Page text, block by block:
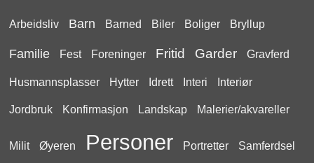
Arbeidsliv Barn Barned Biler Boliger Bryllup
Familie Fest Foreninger Fritid Garder Gravferd
Husmannsplasser Hytter Idrett Interi Interiør
Jordbruk Konfirmasjon Landskap Malerier/akvareller
Milit Øyeren Personer Portretter Samferdsel